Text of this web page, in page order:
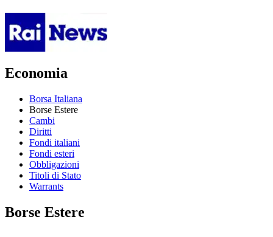
Economia
Borsa Italiana
Borse Estere
Cambi
Diritti
Fondi italiani
Fondi esteri
Obbligazioni
Titoli di Stato
Warrants
Borse Estere